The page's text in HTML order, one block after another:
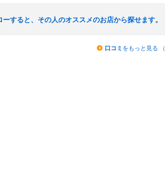
すると、その人のオススメのお店から探せます。
口コミ をもっと見る （